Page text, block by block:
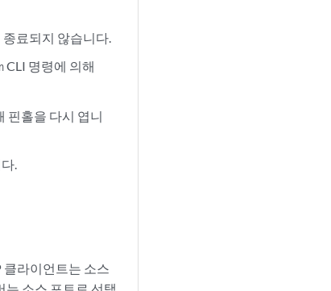
료되지 않습니다.
CLI 명령에 의해
핀홀을 다시 엽니
.
클라이언트는 소스